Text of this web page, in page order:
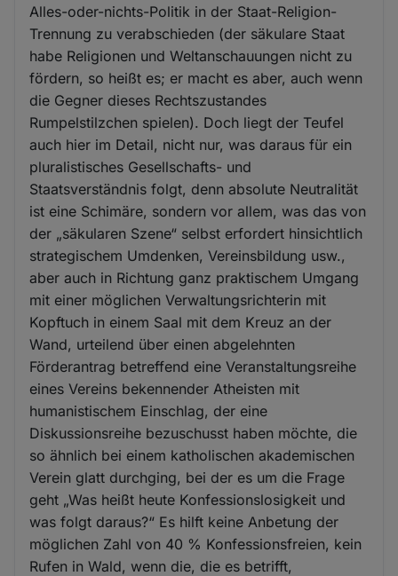
Alles-oder-nichts-Politik in der Staat-Religion-
Trennung zu verabschieden (der säkulare Staat
habe Religionen und Weltanschauungen nicht zu
fördern, so heißt es; er macht es aber, auch wenn
die Gegner dieses Rechtszustandes
Rumpelstilzchen spielen). Doch liegt der Teufel
auch hier im Detail, nicht nur, was daraus für ein
pluralistisches Gesellschafts- und
Staatsverständnis folgt, denn absolute Neutralität
ist eine Schimäre, sondern vor allem, was das von
der „säkularen Szene“ selbst erfordert hinsichtlich
strategischem Umdenken, Vereinsbildung usw.,
aber auch in Richtung ganz praktischem Umgang
mit einer möglichen Verwaltungsrichterin mit
Kopftuch in einem Saal mit dem Kreuz an der
Wand, urteilend über einen abgelehnten
Förderantrag betreffend eine Veranstaltungsreihe
eines Vereins bekennender Atheisten mit
humanistischem Einschlag, der eine
Diskussionsreihe bezuschusst haben möchte, die
so ähnlich bei einem katholischen akademischen
Verein glatt durchging, bei der es um die Frage
geht „Was heißt heute Konfessionslosigkeit und
was folgt daraus?“ Es hilft keine Anbetung der
möglichen Zahl von 40 % Konfessionsfreien, kein
Rufen in Wald, wenn die, die es betrifft,